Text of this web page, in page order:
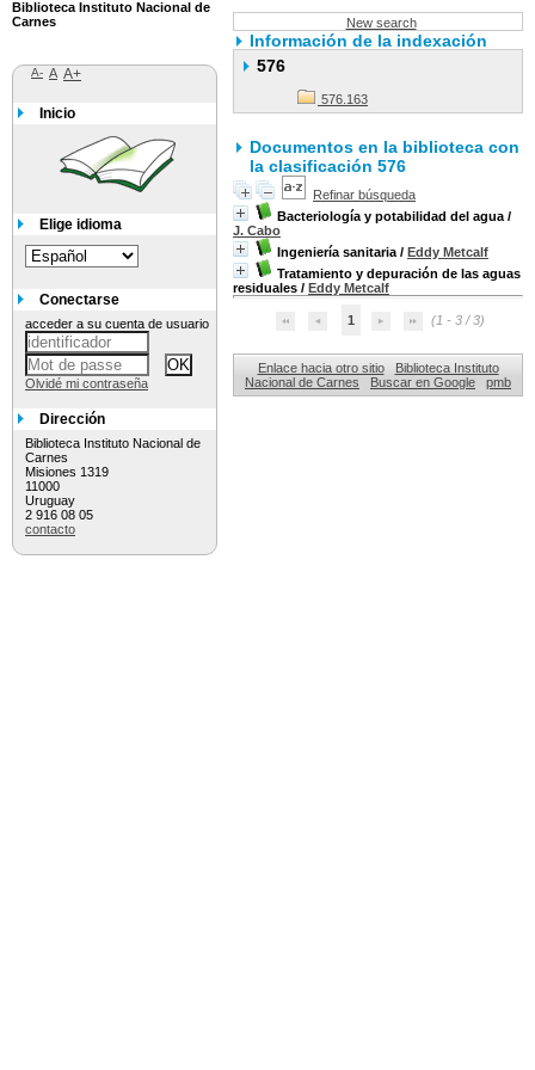
New search
Información de la indexación
576
576.163
Documentos en la biblioteca con
la clasificación 576
Refinar búsqueda
Bacteriología y potabilidad del agua /
J. Cabo
Ingeniería sanitaria / Eddy Metcalf
Tratamiento y depuración de las aguas
residuales / Eddy Metcalf
1 (1 - 3 / 3)
Enlace hacia otro sitio
Biblioteca Instituto
Nacional de Carnes
Buscar en Google pmb
Biblioteca Instituto Nacional de
Carnes
A- A A+
Inicio
Elige idioma
Conectarse
acceder a su cuenta de usuario
Olvidé mi contraseña
Dirección
Biblioteca Instituto Nacional de
Carnes
Misiones 1319
11000
Uruguay
2 916 08 05
contacto